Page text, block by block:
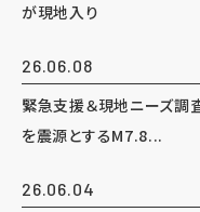
が現地入り
26.06.08
緊急支援＆現地ニーズ調
を震源とするM7.8...
26.06.04